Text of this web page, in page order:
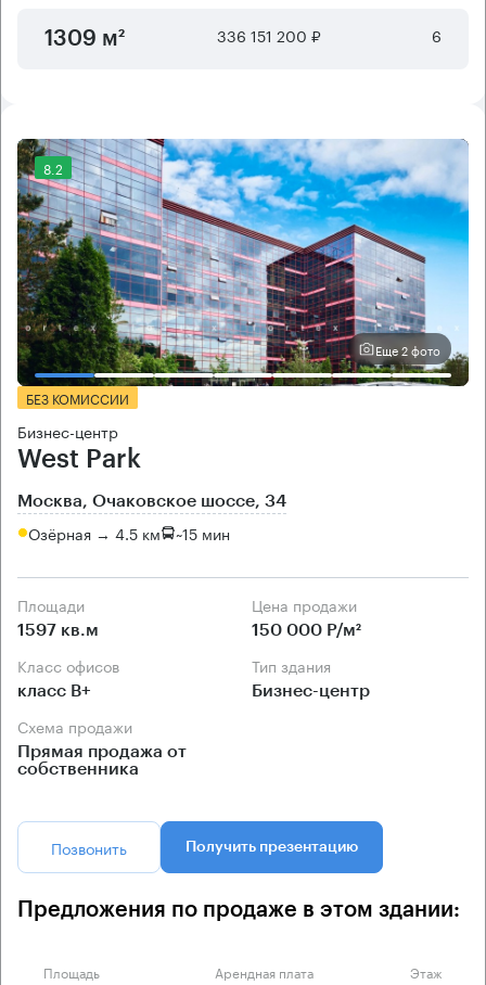
1309 м² 336 151 200 ₽ 6
8.2
Еще 2 фото
БЕЗ КОМИССИИ
Бизнес-центр
West Park
Москва, Очаковское шоссе, 34
Озёрная → 4.5 км ~15 мин
Площади
1597 кв.м
Цена продажи
150 000 Р/м²
Класс офисов
класс B+
Тип здания
Бизнес-центр
Схема продажи
Прямая продажа от
собственника
Позвонить Получить презентацию
Предложения по продаже в этом здании:
Площадь Арендная плата Этаж